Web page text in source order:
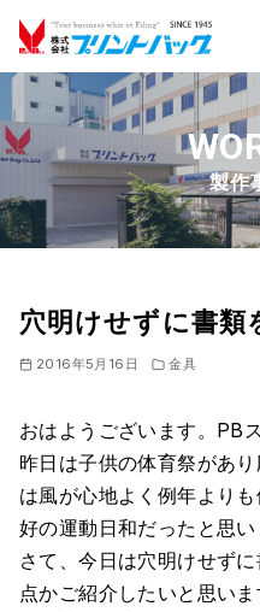
ン
テ
ツ
へ
製作
穴明けせずに書類
2016年5月16日 金具
おはようございます。PB
昨日は子供の体育祭があ
は風が心地よく例年より
好の運動日和だったと思い
さて、今日は穴明けせず
点かご紹介したいと思い